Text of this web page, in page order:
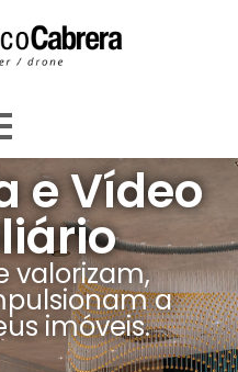
e Vídeo
valorizam,
a
imóveis.